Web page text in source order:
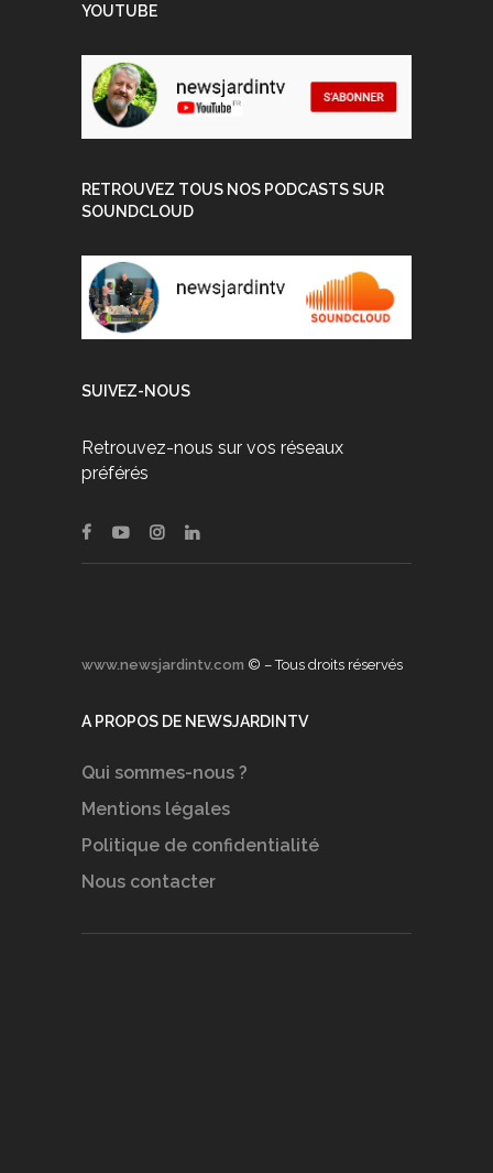
YOUTUBE
RETROUVEZ TOUS NOS PODCASTS SUR
SOUNDCLOUD
SUIVEZ-NOUS
Retrouvez-nous sur vos réseaux
préférés
www.newsjardintv.com © – Tous droits réservés
A PROPOS DE NEWSJARDINTV
Qui sommes-nous ?
Mentions légales
Politique de confidentialité
Nous contacter